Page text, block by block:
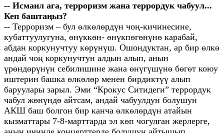
-- Исмаил ага, терроризм жана террордук чабуул...
Кеп баштаңыз?
-- Терроризм – бул өлкөлөрдүн чоң-кичинесине,
кубаттуулугуна, өнүккөн- өнүкпөгөнүнө карабай,
абдан коркунучтуу көрүнүш. Ошондуктан, ар бир өлкө
андай чоң коркунучтун алдын алып, анын
үрөндөрүнүн себилишине жана өнүгүшүнө бөгөт коюу
иштерин башка өлкөлөр менен бирдиктүү алып
баруулары зарыл. Эми “Крокус Ситидеги” террордук
чабул жөнүндө айтсам, андай чабуулдун болушун
АКШ баш болгон бир канча өлкөлөрдүн атайын
кызматтары 7-8-марттарда эл көп чогулган жерлерге,